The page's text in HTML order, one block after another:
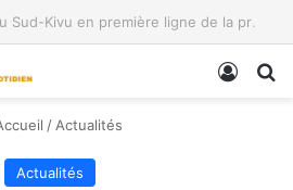
Ebola : la presse du Sud-Kivu en première ligne de la prévention
/ Actualités
Actualités